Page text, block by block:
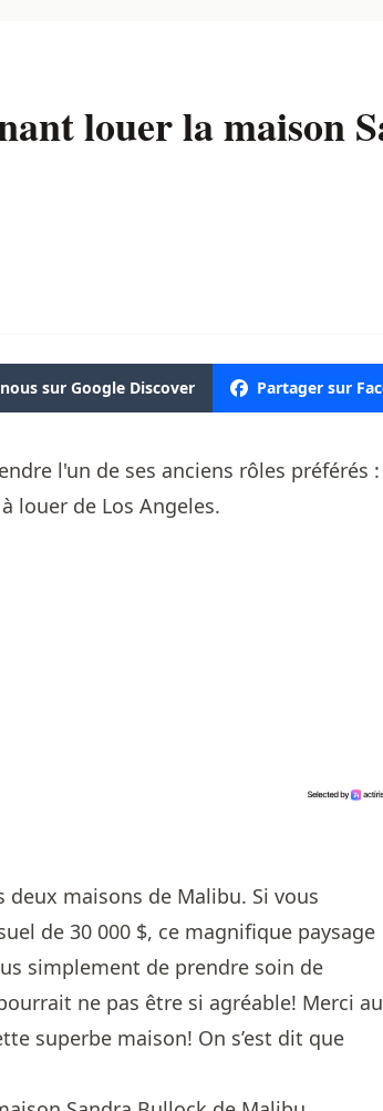
louer la maison
sur Google Discover Partager sur
l'un de ses anciens rôles préférés :
louer de Los Angeles.
deux maisons de Malibu. Si vous
de 30 000 $, ce magnifique paysage
simplement de prendre soin de
ne pas être si agréable! Merci au
superbe maison! On s’est dit que